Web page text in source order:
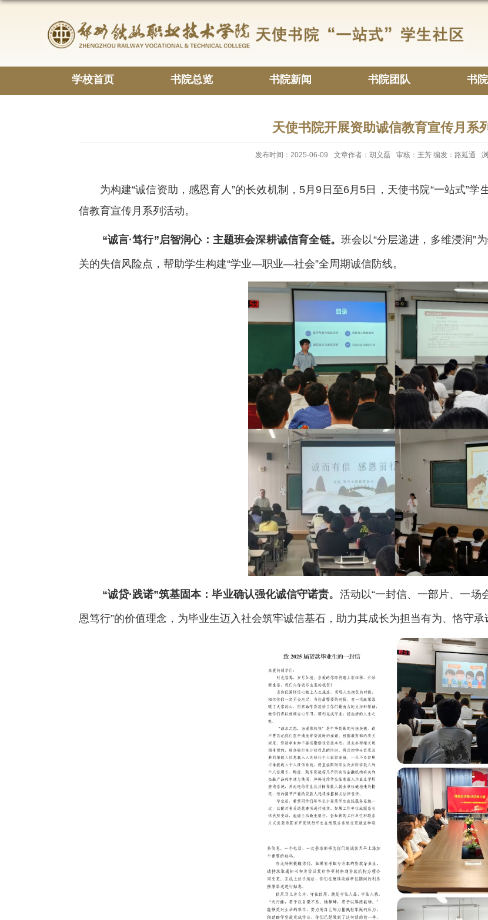
学校首页 书院总览 书院新闻 书院团队 书
天使书院开展资助诚信教育宣传月系
发布时间：2025-06-09 文章作者：胡义磊 审核：王芳 编发：路延通
为构建“诚信资助，感恩育人”的长效机制，5月9日至6月5日，天使书院“一站式”
信教育宣传月系列活动。
“诚言·笃行”启智润心：主题班会深耕诚信育全链。 班会以“分层递进，多维浸润”
关的失信风险点，帮助学生构建“学业—职业—社会”全周期诚信防线。
“诚贷·践诺”筑基固本：毕业确认强化诚信守诺责。 活动以“一封信、一部片、一场
恩笃行”的价值理念，为毕业生迈入社会筑牢诚信基石，助力其成长为担当有为、恪守承